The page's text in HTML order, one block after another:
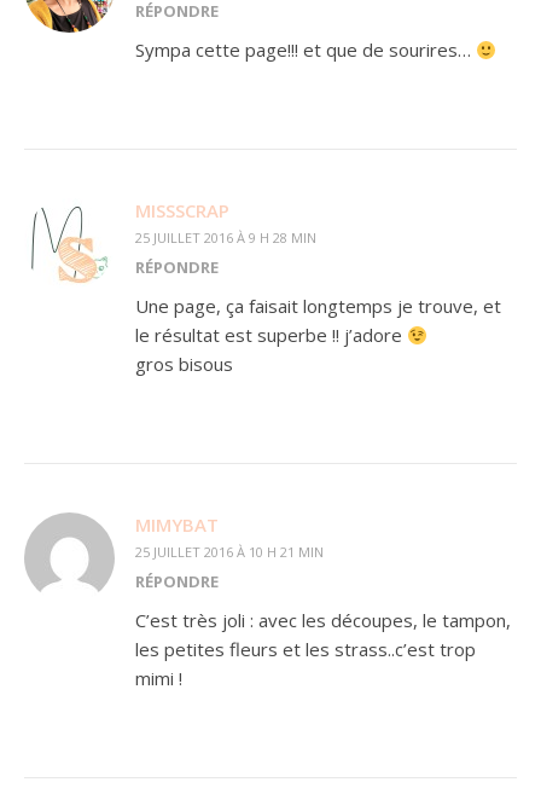
RÉPONDRE
Sympa cette page!!! et que de sourires…
MISSSCRAP
25 JUILLET 2016 À 9 H 28 MIN
RÉPONDRE
Une page, ça faisait longtemps je trouve, et
le résultat est superbe !! j’adore
gros bisous
MIMYBAT
25 JUILLET 2016 À 10 H 21 MIN
RÉPONDRE
C’est très joli : avec les découpes, le tampon,
les petites fleurs et les strass..c’est trop
mimi !